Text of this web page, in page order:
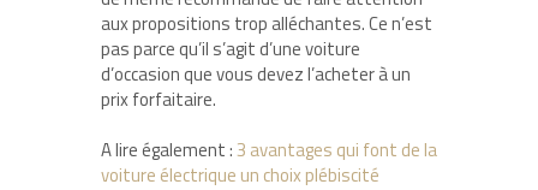
aux propositions trop alléchantes. Ce n’est
pas parce qu’il s’agit d’une voiture
d’occasion que vous devez l’acheter à un
prix forfaitaire.
A lire également :3 avantages qui font de la
voiture électrique un choix plébiscité